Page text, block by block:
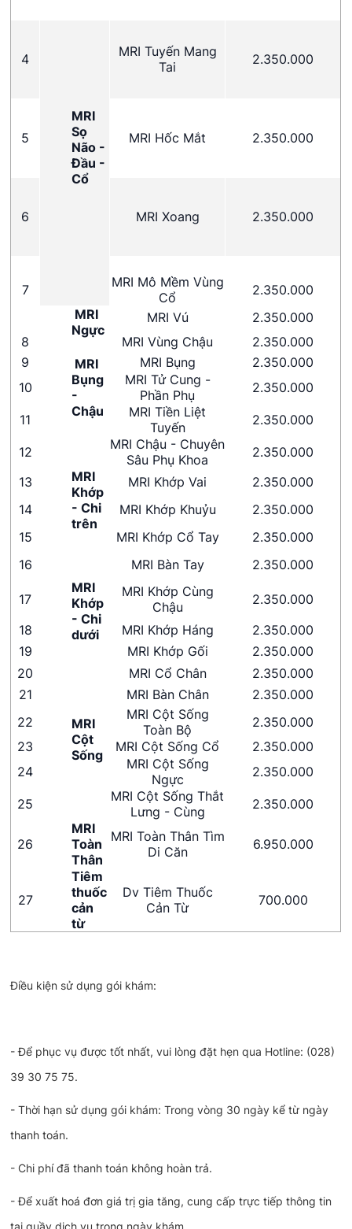
4
MRI
Sọ
Não -
Đầu -
Cổ
MRI Tuyến Mang
Tai
2.350.000
5 MRI Hốc Mắt 2.350.000
6 MRI Xoang 2.350.000
7
MRI Mô Mềm Vùng
Cổ
2.350.000
MRI
Ngực
MRI Vú
2.350.000
8
MRI Vùng Chậu
2.350.000
9
MRI
Bụng
-
Chậu
MRI Bụng
2.350.000
10
MRI Tử Cung -
Phần Phụ
2.350.000
11
MRI Tiền Liệt
Tuyến
2.350.000
12
MRI Chậu - Chuyên
Sâu Phụ Khoa
2.350.000
13
MRI
Khớp
- Chi
trên
MRI Khớp Vai
2.350.000
14
MRI Khớp Khuỷu
2.350.000
15
MRI Khớp Cổ Tay
2.350.000
16
MRI Bàn Tay 2.350.000
17
MRI
Khớp
- Chi
dưới
MRI Khớp Cùng
Chậu
2.350.000
18
MRI Khớp Háng
2.350.000
19
MRI Khớp Gối
2.350.000
20
MRI Cổ Chân
2.350.000
21
MRI Bàn Chân
2.350.000
22
MRI
Cột
Sống
MRI Cột Sống
Toàn Bộ
2.350.000
23
MRI Cột Sống Cổ
2.350.000
24
MRI Cột Sống
Ngực
2.350.000
25
MRI Cột Sống Thắt
Lưng - Cùng
2.350.000
26
MRI
Toàn
Thân
MRI Toàn Thân Tìm
Di Căn
6.950.000
27
Tiêm
thuốc
cản
từ
Dv Tiêm Thuốc
Cản Từ
700.000
Điều kiện sử dụng gói khám:
- Để phục vụ được tốt nhất, vui lòng đặt hẹn qua Hotline: (028)
39 30 75 75.
- Thời hạn sử dụng gói khám: Trong vòng 30 ngày kể từ ngày
thanh toán.
- Chi phí đã thanh toán không hoàn trả.
- Để xuất hoá đơn giá trị gia tăng, cung cấp trực tiếp thông tin
tại quầy dịch vụ trong ngày khám.